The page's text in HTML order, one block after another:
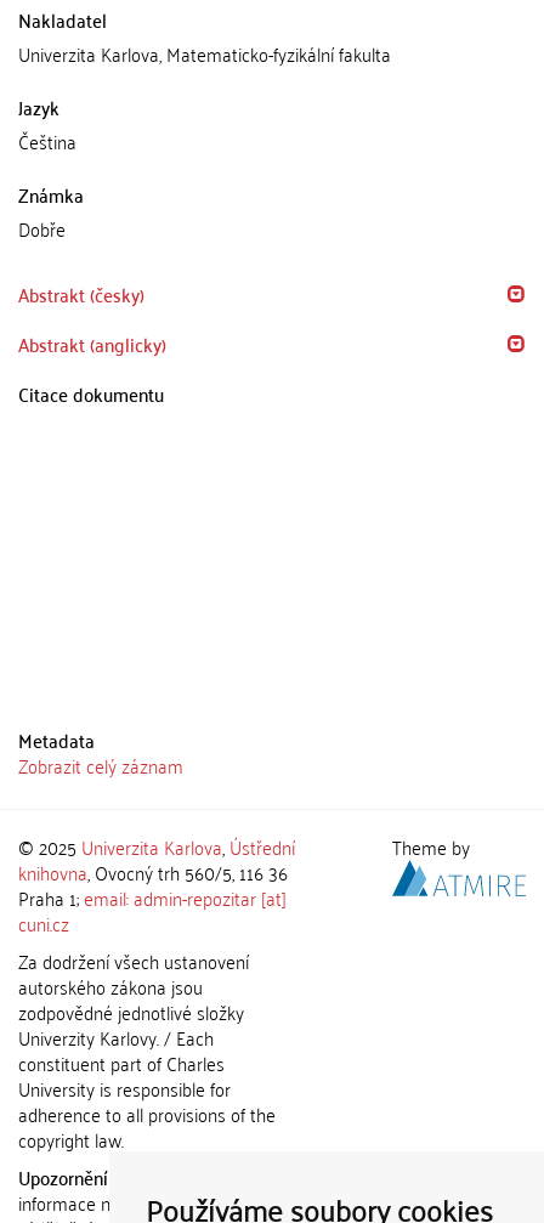
Používáme soubory cookies
Nakladatel
Univerzita Karlova, Matematicko-fyzikální fakulta
Jazyk
Čeština
Známka
Dobře
Abstrakt (česky)
Abstrakt (anglicky)
Citace dokumentu
Metadata
Zobrazit celý záznam
© 2025 Univerzita Karlova,Ústřední
knihovna, Ovocný trh 560/5, 116 36
Praha 1;email: admin-repozitar [at]
cuni.cz
Za dodržení všech ustanovení
autorského zákona jsou
zodpovědné jednotlivé složky
Univerzity Karlovy. / Each
constituent part of Charles
University is responsible for
adherence to all provisions of the
copyright law.
Upozornění / Notice:
informace nemohou být použity k
Theme by